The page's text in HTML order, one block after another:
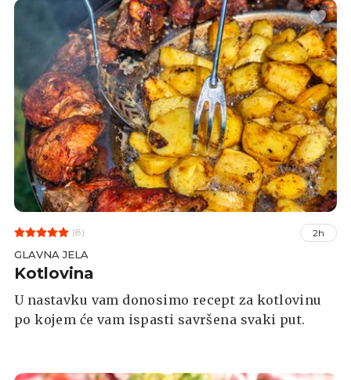
(8) 2h
GLAVNA JELA
Kotlovina
U nastavku vam donosimo recept za kotlovinu
po kojem će vam ispasti savršena svaki put.